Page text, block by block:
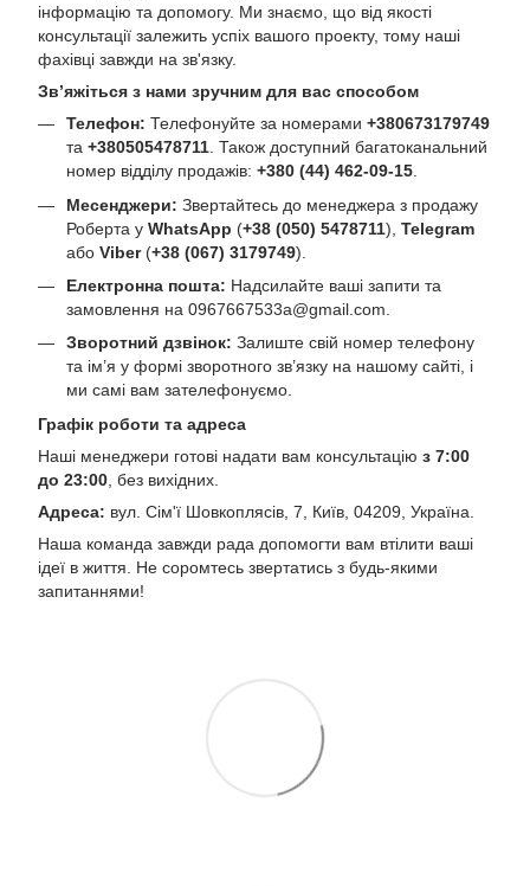
інформацію та допомогу. Ми знаємо, що від якості
консультації залежить успіх вашого проекту, тому наші
фахівці завжди на зв'язку.
Зв’яжіться з нами зручним для вас способом
Телефон: Телефонуйте за номерами +380673179749
та +380505478711. Також доступний багатоканальний
номер відділу продажів: +380 (44) 462-09-15.
Месенджери: Звертайтесь до менеджера з продажу
Роберта у WhatsApp (+38 (050) 5478711), Telegram
або Viber(+38 (067) 3179749).
Електронна пошта: Надсилайте ваші запити та
замовлення на 0967667533a@gmail.com
Зворотний дзвінок: Залиште свій номер телефону
та ім’я у формі зворотного зв’язку на нашому сайті, і
ми самі вам зателефонуємо.
Графік роботи та адреса
Наші менеджери готові надати вам консультацію з 7:00
до 23:00 , без вихідних.
Адреса: вул. Сім'ї Шовкоплясів, 7, Київ, 04209, Україна.
Наша команда завжди рада допомогти вам втілити ваші
ідеї в життя. Не соромтесь звертатись з будь-якими
запитаннями!